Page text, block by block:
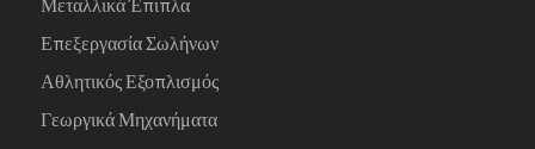
Μεταλλικά Έπιπλα
Επεξεργασία Σωλήνων
Αθλητικός Εξοπλισμός
Γεωργικά Μηχανήματα